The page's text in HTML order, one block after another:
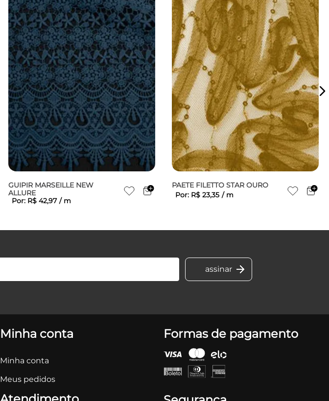
GUIPIR MARSEILLE NEW
ALLURE
Por: R$ 42,97 / m
PAETE FILETTO STAR OURO
Por: R$ 23,35 / m
Minha conta
Minha conta
Meus pedidos
Formas de pagamento